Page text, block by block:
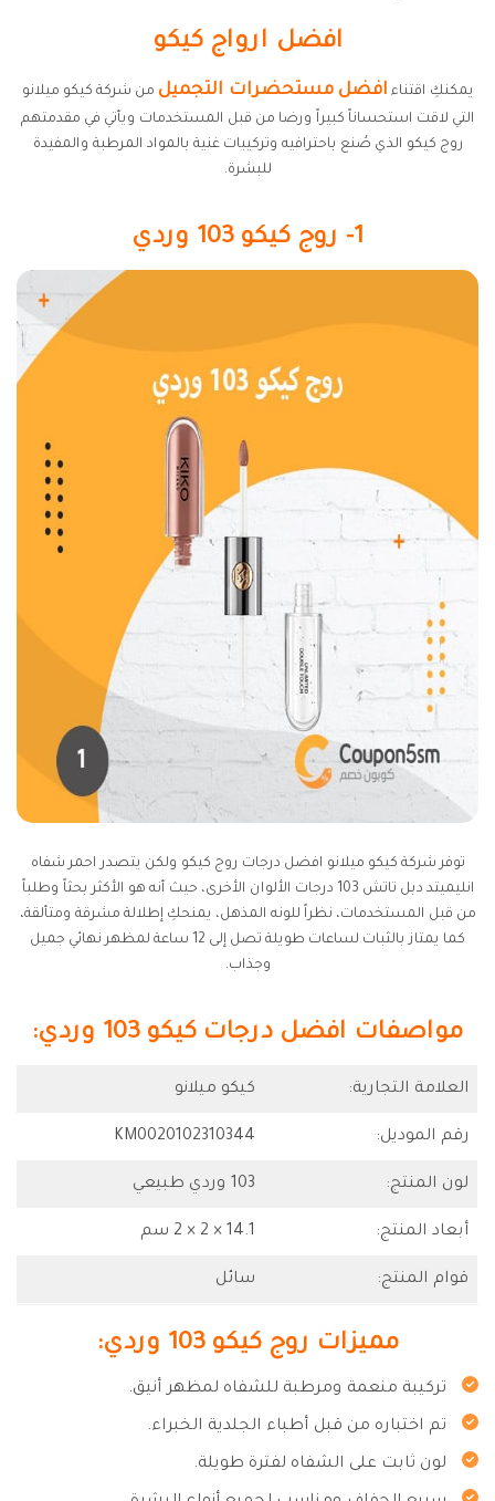
افضل ارواج كيكو
يمكنكِ اقتناء افضل مستحضرات التجميل من شركة كيكو ميلانو
التي لاقت استحساناً كبيراً ورضا من قبل المستخدمات ويأتي في مقدمتهم
روج كيكو الذي صُنع باحترافيه وتركيبات غنية بالمواد المرطبة والمفيدة
للبشرة.
1- روج كيكو 103 وردي
توفر شركة كيكو ميلانو افضل درجات روج كيكو ولكن يتصدر احمر شفاه
انليميتد دبل تاتش 103 درجات الألوان الأخرى، حيث أنه هو الأكثر بحثاً وطلباً
من قبل المستخدمات، نظراً للونه المذهل، يمنحكِ إطلالة مشرقة ومتألقة،
كما يمتاز بالثبات لساعات طويلة تصل إلى 12 ساعة لمظهر نهائي جميل
وجذاب.
مواصفات افضل درجات كيكو 103 وردي:
العلامة التجارية: كيكو ميلانو
رقم الموديل: KM0020102310344
لون المنتج: 103 وردي طبيعي
أبعاد المنتج: 14.1 × 2 × 2 سم
قوام المنتج: سائل
مميزات روج كيكو 103 وردي:
تركيبة منعمة ومرطبة للشفاه لمظهر أنيق.
تم اختباره من قبل أطباء الجلدية الخبراء.
لون ثابت على الشفاه لفترة طويلة.